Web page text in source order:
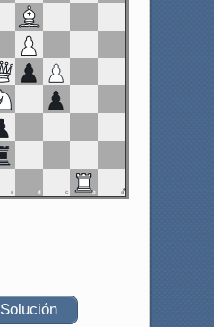
e d c b a
Solución